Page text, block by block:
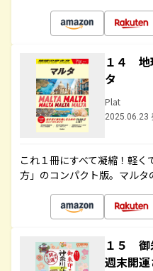
１４ 地
タ
Plat
2025.06.23
これ１冊にすべて凝縮！軽
方」のコンパクト版。マルタ
１５ 御
週末開